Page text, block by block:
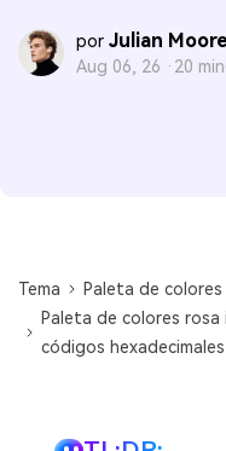
por Julian Moore
Aug 06, 26 · 20
Tema
Paleta de colores
Paleta de colores
códigos hexadecimales